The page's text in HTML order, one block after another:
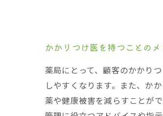
かかりつけ医を持つことのメ
薬局にとって、顧客のかかり
しやすくなります。また、か
薬や健康被害を減らすことが